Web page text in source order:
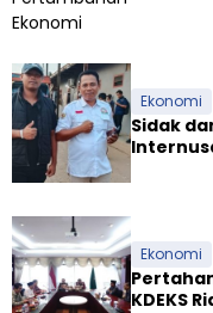
Ekonomi
Sidak
Ekonomi
KDEKS